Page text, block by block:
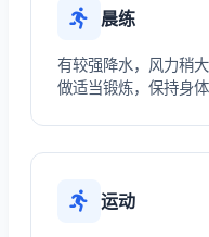
晨练
有较强降水，风力稍
做适当锻炼，保持身体
运动